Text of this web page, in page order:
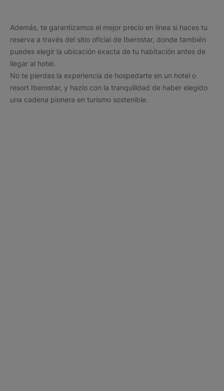
Además, te garantizamos el mejor precio en línea si haces tu
reserva a través del sitio oficial de Iberostar, donde también
puedes elegir la ubicación exacta de tu habitación antes de
llegar al hotel.
No te pierdas la experiencia de hospedarte en un hotel o
resort Iberostar, y hazlo con la tranquilidad de haber elegido
una cadena pionera en turismo sostenible.